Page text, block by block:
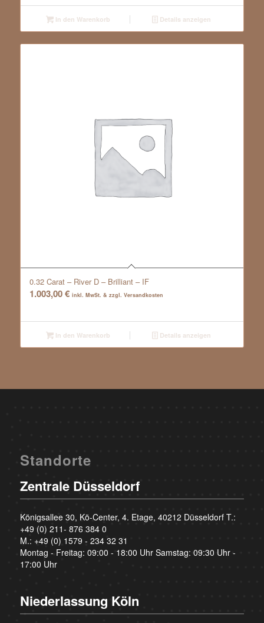
In den Warenkorb Details anzeigen
0.32 Carat – River D – Brilliant – IF
1.003,00€ inkl. MwSt. & zzgl. Versandkosten
In den Warenkorb Details anzeigen
Standorte
Zentrale Düsseldorf
Königsallee 30, Kö-Center, 4. Etage, 40212 Düsseldorf T.:
+49 (0) 211- 876 384 0
M.: +49 (0) 1579 - 234 32 31
Montag - Freitag: 09:00 - 18:00 Uhr Samstag: 09:30 Uhr -
17:00 Uhr
Niederlassung Köln